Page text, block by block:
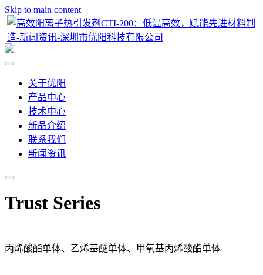
Skip to main content
关于优阳
产品中心
技术中心
新品介绍
联系我们
新闻资讯
Trust Series
丙烯酸酯单体、乙烯基醚单体、甲氧基丙烯酸酯单体